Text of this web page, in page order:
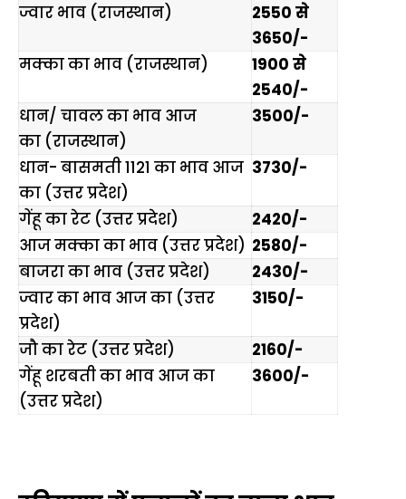
ज्वार भाव (राजस्थान) 2550 से
3650/-
मक्का का भाव (राजस्थान) 1900 से
2540/-
धान/ चावल का भाव आज
का (राजस्थान)
3500/-
धान- बासमती 1121 का भाव आज
का (उत्तर प्रदेश)
3730/-
गेंहू का रेट (उत्तर प्रदेश)
2420/-
आज मक्का का भाव (उत्तर प्रदेश) 2580/-
बाजरा का भाव (उत्तर प्रदेश)
2430/-
ज्वार का भाव आज का (उत्तर
प्रदेश)
3150/-
जौका रेट (उत्तर प्रदेश)
2160/-
गेंहू शरबती का भाव आज का
(उत्तर प्रदेश)
3600/-